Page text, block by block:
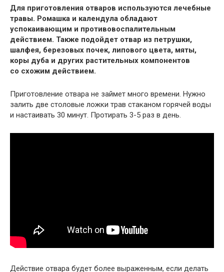
Для приготовления отваров используются лечебные
травы. Ромашка и календула обладают
успокаивающим и противовоспалительным
действием. Также подойдет отвар из петрушки,
шалфея, березовых почек, липового цвета, мяты,
коры дуба и других растительных компонентов
со схожим действием.
Приготовление отвара не займет много времени. Нужно
залить две столовые ложки трав стаканом горячей воды
и настаивать 30 минут. Протирать 3-5 раз в день.
Действие отвара будет более выраженным, если делать